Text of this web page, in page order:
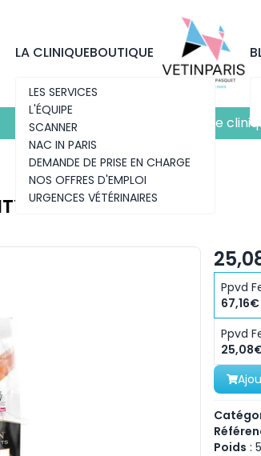
LA CLINIQUE
LES SERVICES
L'ÉQUIPE
SCANNER
NAC IN PARIS
DEMANDE DE PRISE EN CHARGE
NOS OFFRES D'EMPLOI
URGENCES VÉTÉRINAIRES
BOUTIQUE
Découvrez notre nouvelle
Découvrez notre nouvelle
Ppvd
67,16€
Ppvd
Poids :